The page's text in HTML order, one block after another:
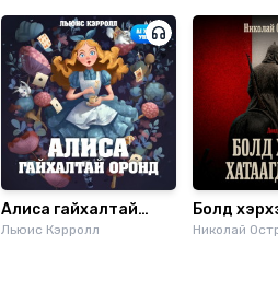
Алиса гайхалтай
оронд
Льюис Кэрролл
Болд
Николай